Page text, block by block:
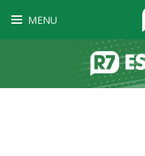
MENU